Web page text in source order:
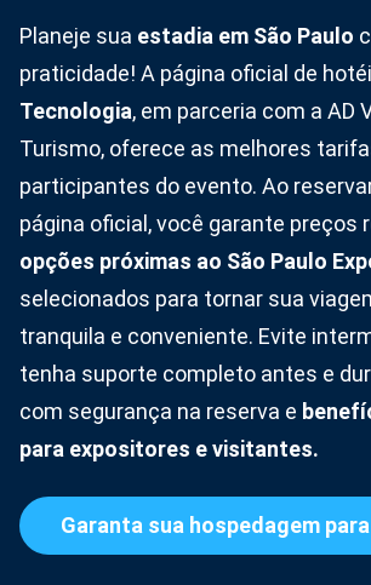
Planeje sua estadia em São Paulo
praticidade! A página oficial de
Tecnologia, em parceria com a AD
Turismo, oferece as melhores
participantes do evento. Ao
página oficial, você garante preços
opções próximas ao São Paulo
selecionados para tornar sua
tranquila e conveniente. Evite
tenha suporte completo antes e
com segurança na reserva e
para expositores e visitantes.
Garanta sua hospedagem